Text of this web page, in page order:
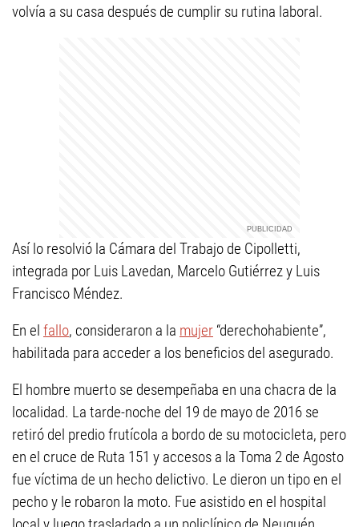
volvía a su casa después de cumplir su rutina laboral.
Así lo resolvió la Cámara del Trabajo de Cipolletti,
integrada por Luis Lavedan, Marcelo Gutiérrez y Luis
Francisco Méndez.
En el fallo, consideraron a la mujer “derechohabiente”,
habilitada para acceder a los beneficios del asegurado.
El hombre muerto se desempeñaba en una chacra de la
localidad. La tarde-noche del 19 de mayo de 2016 se
retiró del predio frutícola a bordo de su motocicleta, pero
en el cruce de Ruta 151 y accesos a la Toma 2 de Agosto
fue víctima de un hecho delictivo. Le dieron un tipo en el
pecho y le robaron la moto. Fue asistido en el hospital